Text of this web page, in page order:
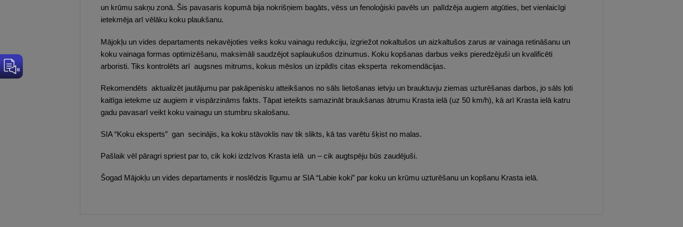
un krūmu sakņu zonā. Šis pavasaris kopumā bija nokrišņiem bagāts, vēss un fenoloģiski pavēls un palīdzēja augiem atgūties, bet vienlaicīgi
ietekmēja arī vēlāku koku plaukšanu.
Mājokļu un vides departaments nekavējoties veiks koku vainagu redukciju, izgriežot nokaltušos un aizkaltušos zarus ar vainaga retināšanu un
koku vainaga formas optimizēšanu, maksimāli saudzējot saplaukušos dzinumus. Koku kopšanas darbus veiks pieredzējuši un kvalificēti
arboristi. Tiks kontrolēts arī augsnes mitrums, kokus mēslos un izpildīs citas eksperta rekomendācijas.
Rekomendēts aktualizēt jautājumu par pakāpenisku atteikšanos no sāls lietošanas ietvju un brauktuvju ziemas uzturēšanas darbos, jo sāls ļoti
kaitīga ietekme uz augiem ir vispārzināms fakts. Tāpat ieteikts samazināt braukšanas ātrumu Krasta ielā (uz 50 km/h), kā arī Krasta ielā katru
gadu pavasarī veikt koku vainagu un stumbru skalošanu.
SIA “Koku eksperts” gan secinājis, ka koku stāvoklis nav tik slikts, kā tas varētu šķist no malas.
Pašlaik vēl pāragri spriest par to, cik koki izdzīvos Krasta ielā un – cik augtspēju būs zaudējuši.
Šogad Mājokļu un vides departaments ir noslēdzis līgumu ar SIA “Labie koki” par koku un krūmu uzturēšanu un kopšanu Krasta ielā.